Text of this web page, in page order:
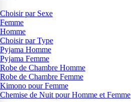
Choisir par Sexe
Femme
Homme
Choisir par Type
Pyjama Homme
Pyjama Femme
Robe de Chambre Homme
Robe de Chambre Femme
Kimono pour Femme
Chemise de Nuit pour Homme et Femme